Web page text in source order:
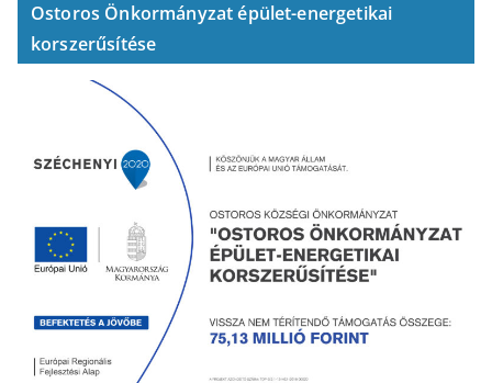
Ostoros Önkormányzat épület-energetikai
korszerűsítése